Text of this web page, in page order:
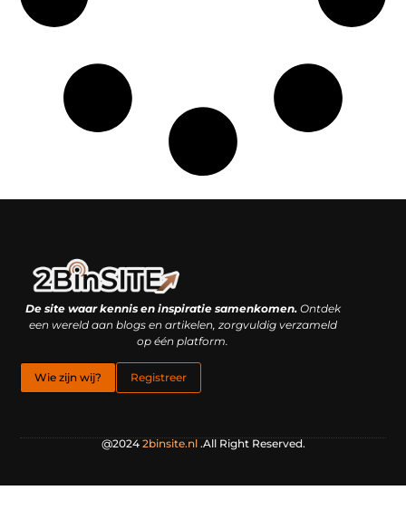
De site waar kennis en inspiratie samenkomen.Ontdek
een wereld aan blogs en artikelen, zorgvuldig verzameld
op één platform.
Wie zijn wij? Registreer
@2024 2binsite.nl.All Right Reserved.